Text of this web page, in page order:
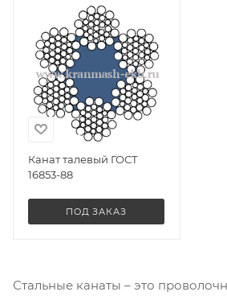
Канат талевый ГОСТ
16853-88
ПОД ЗАКАЗ
Стальные канаты – это